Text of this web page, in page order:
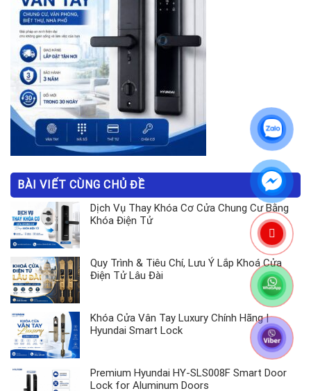
BÀI VIẾT CÙNG CHỦ ĐỀ
Dịch Vụ Thay Khóa Cơ Cửa Chung Cư Bằng
Khóa Điện Tử
Quy Trình & Tiêu Chí, Lưu Ý Lắp Khoá Cửa
Điện Tử Lâu Đài
Khóa Cửa Vân Tay Luxury Chính Hãng |
Hyundai Smart Lock
Premium Hyundai HY-SLS008F Smart Door
Lock for Aluminum Doors